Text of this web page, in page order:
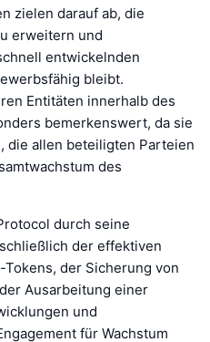
zielen darauf ab, die
erweitern und
entwickelnden
bleibt.
Entitäten innerhalb des
bemerkenswert, da sie
die allen beteiligten Parteien
des
durch seine
der effektiven
der Sicherung von
Ausarbeitung einer
und
für Wachstum